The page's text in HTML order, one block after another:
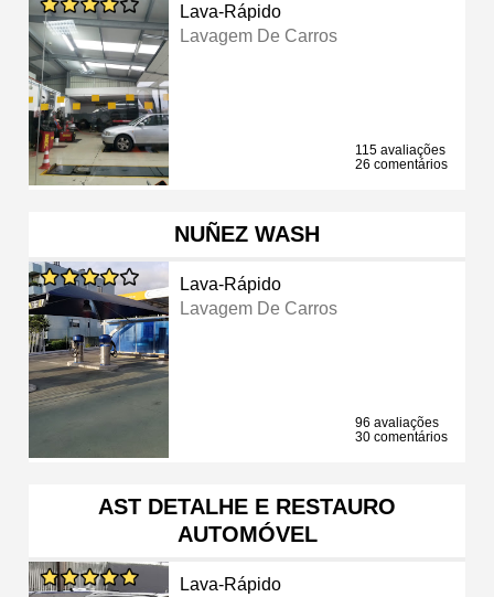
Lava-Rápido
Lavagem De Carros
115 avaliações
26 comentários
NUÑEZ WASH
Lava-Rápido
Lavagem De Carros
96 avaliações
30 comentários
AST DETALHE E RESTAURO
AUTOMÓVEL
Lava-Rápido